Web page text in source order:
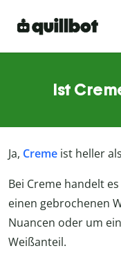
Ist
Ja, Creme ist heller
Bei Creme handelt
einen gebrochenen
Nuancen oder um
Weißanteil.